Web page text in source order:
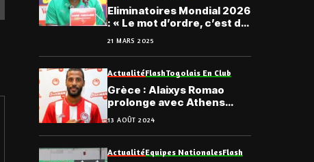
Eliminatoires Mondial 2026
: « Le mot d’ordre, c’est de
tout faire pour gagner… »,
Nibombé Daré
21 MARS 2025
ActualitéFlashTogolais En Club
Grèce : Alaixys Romao
prolonge avec Athens
Kallithea jusqu’en 2025
13 AOÛT 2024
ActualitéEquipes NationalesFlash